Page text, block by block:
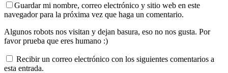
Guardar mi nombre, correo electrónico y sitio web en este
navegador para la próxima vez que haga un comentario.
Algunos robots nos visitan y dejan basura, eso no nos gusta. Por
favor prueba que eres humano :)
Recibir un correo electrónico con los siguientes comentarios a
esta entrada.